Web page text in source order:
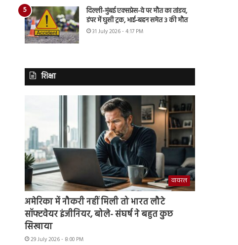
दिल्ली-मुंबई एक्सप्रेस-वे पर मौत का तांडव,
डंपर में घुसी ट्रक, भाई-बहन समेत 3 की मौत
31 July 2026 - 4:17 PM
शिक्षा
वायरल
अमेरिका में नौकरी नहीं मिली तो भारत लौटे
सॉफ्टवेयर इंजीनियर, बोले- संघर्ष ने बहुत कुछ
सिखाया
29 July 2026 - 8:00 PM